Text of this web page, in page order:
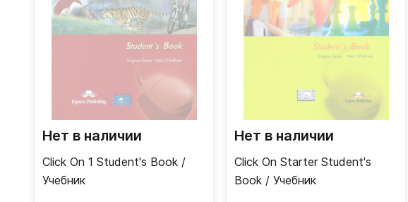
Нет в наличии
Click On 1 Student's Book /
Учебник
Нет в наличии
Click On Starter Student's
Book / Учебник